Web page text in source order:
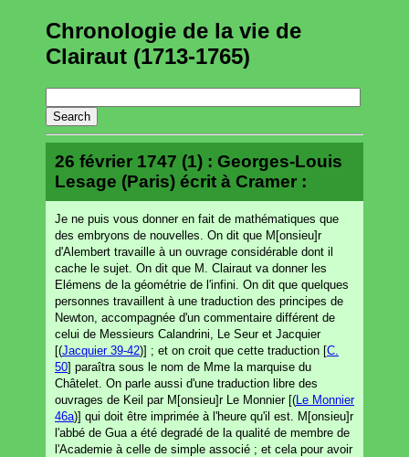
Chronologie de la vie de
Clairaut (1713-1765)
26 février 1747 (1) : Georges-Louis
Lesage (Paris) écrit à Cramer :
Je ne puis vous donner en fait de mathématiques que
des embryons de nouvelles. On dit que M[onsieu]r
d'Alembert travaille à un ouvrage considérable dont il
cache le sujet. On dit que M. Clairaut va donner les
Elémens de la géométrie de l'infini. On dit que quelques
personnes travaillent à une traduction des principes de
Newton, accompagnée d'un commentaire différent de
celui de Messieurs Calandrini, Le Seur et Jacquier
[(Jacquier 39-42)] ; et on croit que cette traduction [C.
50] paraîtra sous le nom de Mme la marquise du
Châtelet. On parle aussi d'une traduction libre des
ouvrages de Keil par M[onsieu]r Le Monnier [( Le Monnier
46a)] qui doit être imprimée à l'heure qu'il est. M[onsieu]r
l'abbé de Gua a été degradé de la qualité de membre de
l'Academie à celle de simple associé ; et cela pour avoir